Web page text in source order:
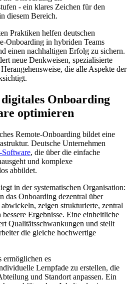
- ein klares Zeichen für den
diesem Bereich.
Praktiken helfen deutschen
Onboarding in hybriden Teams
einen nachhaltigen Erfolg zu sichern.
neue Denkweisen, spezialisierte
die alle Aspekte der
Onboarding
optimieren
Remote-Onboarding bildet eine
Deutsche Unternehmen
, die über die einfache
und komplexe
abbildet.
in der systematischen Organisation:
das Onboarding dezentral über
zeigen strukturierte, zentral
bessere Ergebnisse. Eine einheitliche
Qualitätsschwankungen und stellt
die gleiche hochwertige
ermöglichen es
Lernpfade zu erstellen, die
und Standort anpassen. Ein